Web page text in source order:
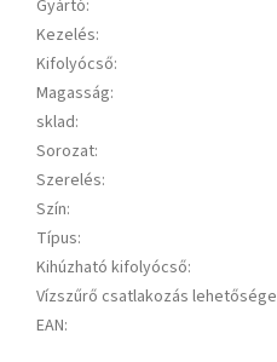
Gyártó:
Kezelés:
Kifolyócső:
Magasság:
sklad:
Sorozat:
Szerelés:
Szín:
Típus:
Kihúzható kifolyócső:
Vízszűrő csatlakozás lehetősége
EAN: